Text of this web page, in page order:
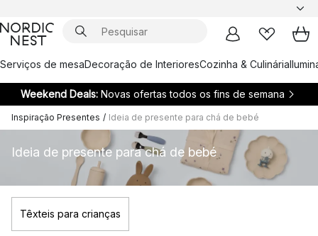
Serviços de mesaDecoração de InterioresCozinha & Culinária
Weekend Deals: Novas ofertas todos os fins de semana
Inspiração Presentes / Ideia de presente para chá de bebé
Ideia de presente para chá de bebé
Têxteis para crianças